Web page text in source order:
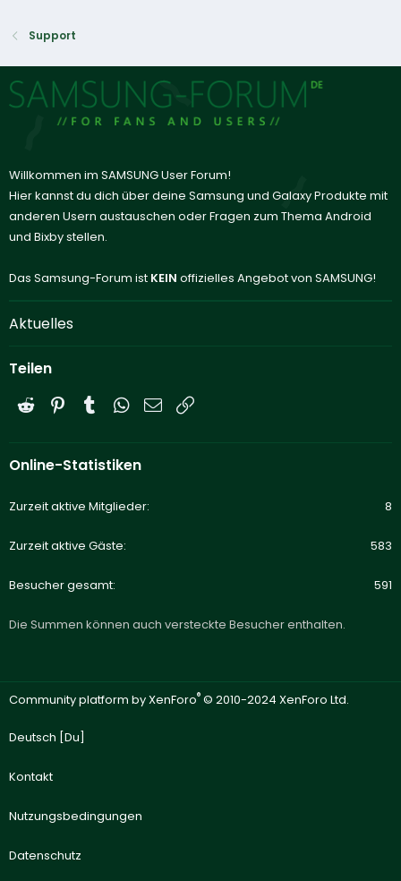
Support
Willkommen im SAMSUNG User Forum!
Hier kannst du dich über deine Samsung und Galaxy Produkte mit
anderen Usern austauschen oder Fragen zum Thema Android
und Bixby stellen.
Das Samsung-Forum ist KEIN offizielles Angebot von SAMSUNG!
Aktuelles
Teilen
Reddit PinterestTumblrWhatsApp
E-Mail
Online-Statistiken
Zurzeit aktive Mitglieder 8
Zurzeit aktive Gäste 583
Besucher gesamt 591
Die Summen können auch versteckte Besucher enthalten.
Community platform by XenForo® © 2010-2024 XenForo Ltd.
Deutsch [Du]
Kontakt
Nutzungsbedingungen
Datenschutz